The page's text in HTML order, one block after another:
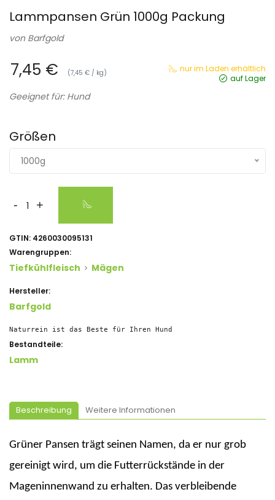
Lammpansen Grün 1000g Packung
von Barfgold
7,45 € (7,45 € / kg)
nur im Laden erhältlich
auf Lager
Geeignet für: Hund
Größen
1000g
- +
GTIN: 4260030095131
Warengruppen:
Tiefkühlfleisch Mägen
Hersteller:
Barfgold
Naturrein ist das Beste für Ihren Hund
Bestandteile:
Lamm
Beschreibung Weitere Informationen
Grüner Pansen trägt seinen Namen, da er nur grob
gereinigt wird, um die Futterrückstände in der
Mageninnenwand zu erhalten. Das verbleibende